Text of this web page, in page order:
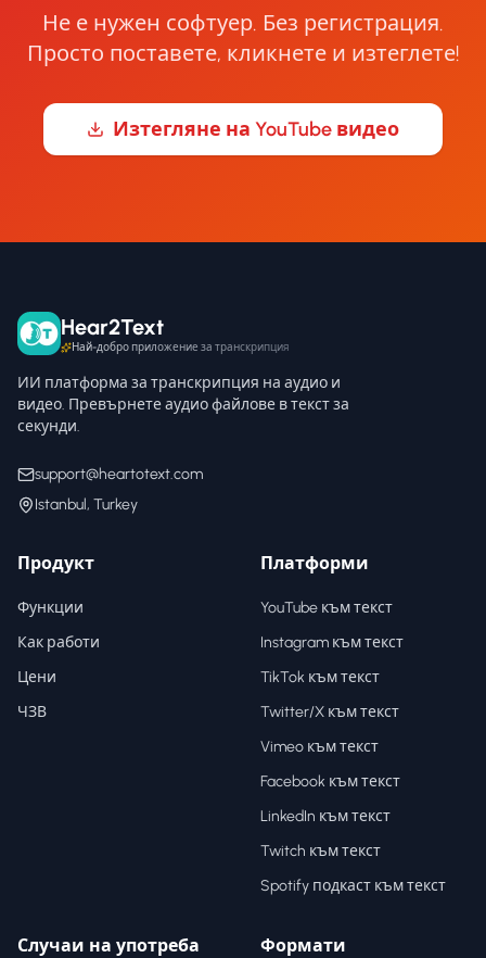
Не е нужен софтуер. Без регистрация.
Просто поставете, кликнете и изтеглете!
Изтегляне на YouTube видео
Hear2Text
Най-добро приложение за транскрипция
ИИ платформа за транскрипция на аудио и
видео. Превърнете аудио файлове в текст за
секунди.
support@heartotext.com
Istanbul, Turkey
Продукт
Функции
Как работи
Цени
ЧЗВ
Платформи
YouTube към текст
Instagram към текст
TikTok към текст
Twitter/X към текст
Vimeo към текст
Facebook към текст
LinkedIn към текст
Twitch към текст
Spotify подкаст към текст
Случаи на употреба Формати